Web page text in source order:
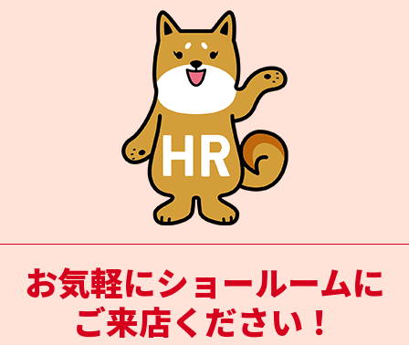
お気軽にショールームに
ご来店ください！